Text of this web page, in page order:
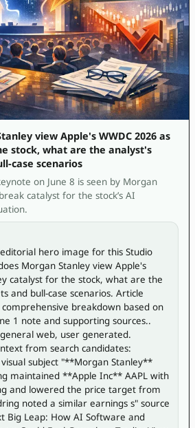
view Apple's WWDC 2026 as
stock, what are the analyst's
case scenarios
on June 8 is seen by Morgan
catalyst for the stock’s AI
hero image for this Studio
Morgan Stanley view Apple's
catalyst for the stock, what are the
and bull-case scenarios. Article
breakdown based on
1 note and supporting sources..
web, user generated.
from search candidates:
subject "**Morgan Stanley**
maintained **Apple Inc** AAPL with
and lowered the price target from
noted a similar earnings s" source
Big Leap: How AI Software and